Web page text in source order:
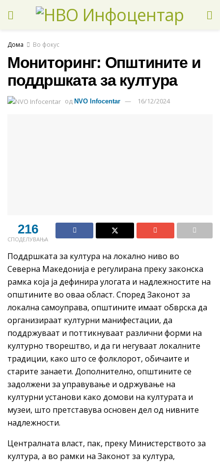
Дома Во фокус
Мониторинг: Општините и
поддршката за култура
од NVO Infocentar 16/12/2024
216
СПОДЕЛУВАЊА
Поддршката за култура на локално ниво во
Северна Македонија е регулирана преку законска
рамка која ја дефинира улогата и надлежностите на
општините во оваа област. Според Законот за
локална самоуправа, општините имаат обврска да
организираат културни манифестации, да
поддржуваат и поттикнуваат различни форми на
културно творештво, и да ги негуваат локалните
традиции, како што се фолклорот, обичаите и
старите занаети. Дополнително, општините се
задолжени за управување и одржување на
културни установи како домови на културата и
музеи, што претставува основен дел од нивните
надлежности.
Централната власт, пак, преку Министерството за
култура, а во рамки на Законот за култура,